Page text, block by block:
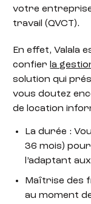
votre entreprise
travail (QVCT).
En effet, Valala
confier la
solution qui
vous doutez
de location
La durée :
36 mois)
l’adaptant
Maîtrise des
au moment